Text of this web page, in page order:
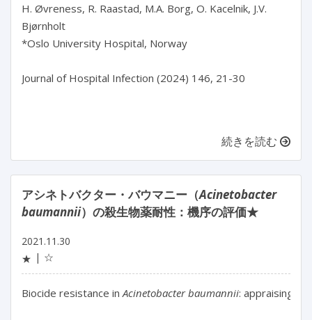
H. Øvreness, R. Raastad, M.A. Borg, O. Kacelnik, J.V.
Bjørnholt
*Oslo University Hospital, Norway
Journal of Hospital Infection (2024) 146, 21-30
続きを読む
アシネトバクター・バウマニー（Acinetobacter
baumannii）の殺生物薬耐性：機序の評価★
2021.11.30
★
☆
Biocide resistance in Acinetobacter baumannii: appraising